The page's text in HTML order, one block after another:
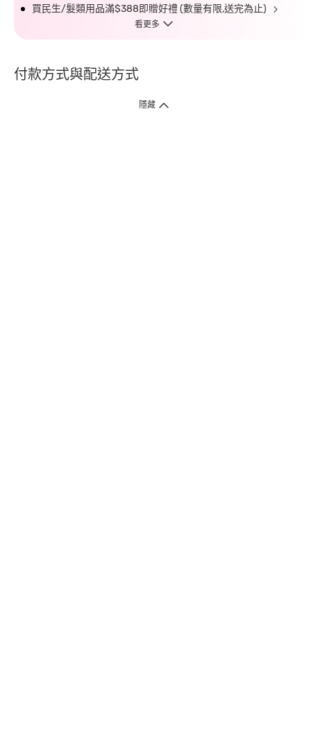
買民生/髮類用品滿$388即贈好禮 (數量有限,送完為止)
看更多
付款方式與配送方式
隱藏